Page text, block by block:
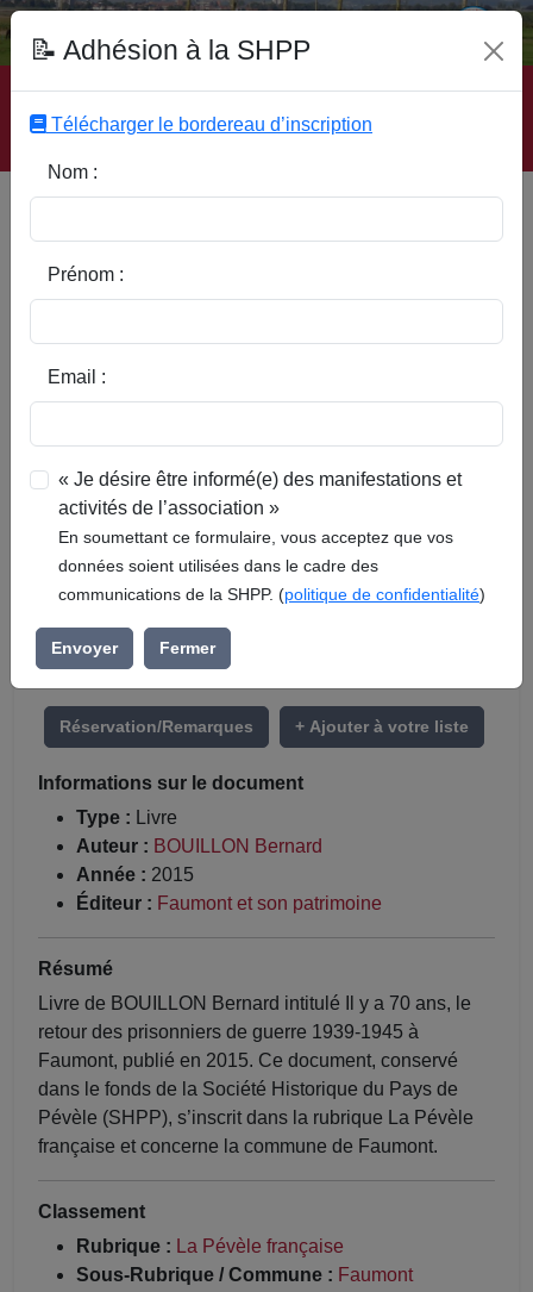
Accueil | Site SHPP | Auteurs | Editeurs | Rubriques |
Sous-Rubriques | Mots-Clefs | Contact
prisonniers de guerre 1939-1945
à Faumont
Réservation/Remarques + Ajouter à votre liste
Informations sur le document
Type : Livre
Auteur : BOUILLON Bernard
Année : 2015
Éditeur : Faumont et son patrimoine
Résumé
Livre de BOUILLON Bernard intitulé Il y a 70 ans, le
retour des prisonniers de guerre 1939-1945 à
Faumont, publié en 2015. Ce document, conservé
dans le fonds de la Société Historique du Pays de
Pévèle (SHPP), s’inscrit dans la rubrique La Pévèle
française et concerne la commune de Faumont.
Classement
Rubrique : La Pévèle française
Sous-Rubrique / Commune : Faumont
📝 Adhésion à la SHPP
Télécharger le bordereau d’inscription
Nom :
Prénom :
Email :
« Je désire être informé(e) des manifestations et
activités de l’association »
En soumettant ce formulaire, vous acceptez que vos
données soient utilisées dans le cadre des
communications de la SHPP. (politique de confidentialité)
Envoyer Fermer